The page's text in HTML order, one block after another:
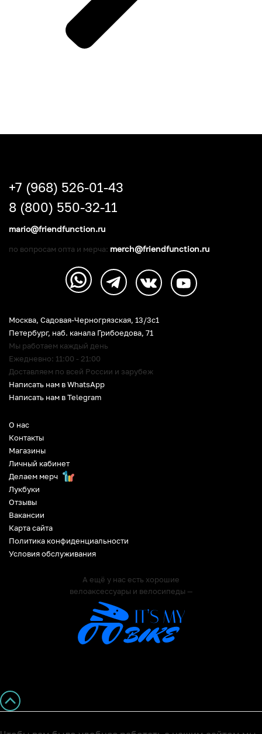
О нас
Контакты
Магазины
Личный кабинет
Делаем мерч
Лукбуки
Отзывы
Вакансии
Карта сайта
Политика конфиденциальности
Условия обслуживания
А ещё у нас есть хорошие
велоаксессуары и велосипеды —
Москва, Садовая-Черногрязская, 13/3c1
Петербург, наб. канала Грибоедова, 71
Мы работаем каждый день
Ежедневно: 11:00 - 21:00
Доставляем по всей России и зарубеж
Написать нам в WhatsApp
Написать нам в Telegram
+7 (968) 526-01-43
8 (800) 550-32-11
mario@friendfunction.ru
по вопросам опта и мерча: merch@friendfunction.ru